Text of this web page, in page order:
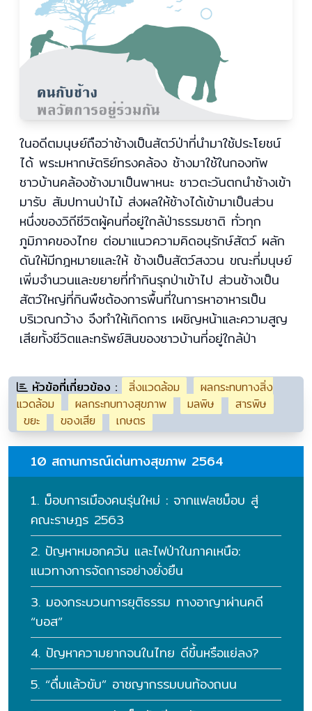
ในอดีตมนุษย์ถือว่าช้างเป็นสัตว์ป่าที่นำมาใช้ประโยชน์
ได้ พระมหากษัตริย์ทรงคล้อง ช้างมาใช้ในกองทัพ
ชาวบ้านคล้องช้างมาเป็นพาหนะ ชาวตะวันตกนำช้างเข้า
มารับ สัมปทานป่าไม้ ส่งผลให้ช้างได้เข้ามาเป็นส่วน
หนึ่งของวิถีชีวิตผู้คนที่อยู่ใกล้ป่าธรรมชาติ ทั่วทุก
ภูมิภาคของไทย ต่อมาแนวความคิดอนุรักษ์สัตว์ ผลัก
ดันให้มีกฎหมายและให้ ช้างเป็นสัตว์สงวน ขณะที่มนุษย์
เพิ่มจำนวนและขยายที่ทำกินรุกป่าเข้าไป ส่วนช้างเป็น
สัตว์ใหญ่ที่กินพืชต้องการพื้นที่ในการหาอาหารเป็น
บริเวณกว้าง จึงทำให้เกิดการ เผชิญหน้าและความสูญ
เสียทั้งชีวิตและทรัพย์สินของชาวบ้านที่อยู่ใกล้ป่า
หัวข้อที่เกี่ยวข้อง : สิ่งแวดล้อม
ผลกระทบทางสิ่ง
แวดล้อม
ผลกระทบทางสุขภาพ มลพิษ
สารพิษ
ขยะ
ของเสีย เกษตร
10 สถานการณ์เด่นทางสุขภาพ 2564
1. ม็อบการเมืองคนรุ่นใหม่ : จากแฟลชม็อบ สู่
คณะราษฎร 2563
2. ปัญหาหมอกควัน และไฟป่าในภาคเหนือ:
แนวทางการจัดการอย่างยั่งยืน
3. มองกระบวนการยุติธรรม ทางอาญาผ่านคดี
“บอส”
4. ปัญหาความยากจนในไทย ดีขึ้นหรือแย่ลง?
5. “ดื่มแล้วขับ” อาชญากรรมบนท้องถนน